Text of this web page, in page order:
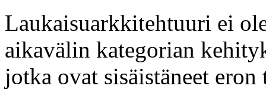
Laukaisuarkkitehtuuri ei
aikavälin kategorian
jotka ovat sisäistäneet